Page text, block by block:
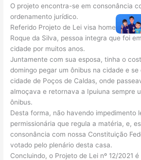
O projeto encontra-se em consonância
ordenamento jurídico.
Referido Projeto de Lei visa homenagear
Roque da Silva, pessoa integra que foi
cidade por muitos anos.
Juntamente com sua esposa, tinha o
domingo pegar um ônibus na cidade e
cidade de Poços de Caldas, onde
almoçava e retornava a Ipuiuna sempre
ônibus.
Desta forma, não havendo impedimento
permissionária que regula a matéria, e,
consonância com nossa Constituição
votado pelo plenário desta casa.
Concluindo, o Projeto de Lei nº 12/2021